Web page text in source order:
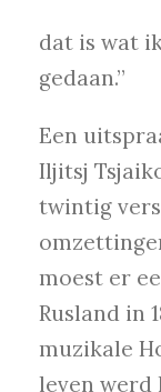
dat is wat
gedaan.”
Een
Iljitsj
twintig
moest er
Rusland in
muzikale
leven werd